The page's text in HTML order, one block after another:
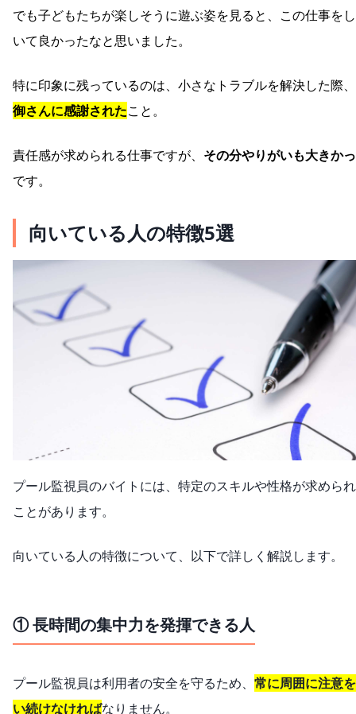
でも子どもたちが楽しそうに遊ぶ姿を見ると、この仕事を
いて良かったなと思いました。
特に印象に残っているのは、小さなトラブルを解決した際、
御さんに感謝されたこと。
責任感が求められる仕事ですが、 その分やりがいも大きか
です。
向いている人の特徴5選
プール監視員のバイトには、特定のスキルや性格が求めら
ことがあります。
向いている人の特徴について、以下で詳しく解説します。
① 長時間の集中力を発揮できる人
プール監視員は利用者の安全を守るため、 常に周囲に注意
い続けなければなりません。